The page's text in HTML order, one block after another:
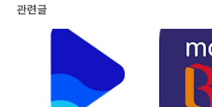
관련글